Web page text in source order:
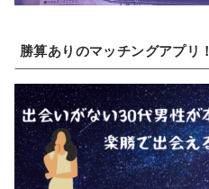
勝算ありのマッチングアプリ！